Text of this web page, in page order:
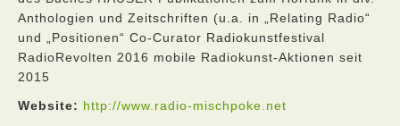
Anthologien und Zeitschriften (u.a. in „Relating Radio“
und „Positionen“ Co-Curator Radiokunstfestival
RadioRevolten 2016 mobile Radiokunst-Aktionen seit
2015
Website: http://www.radio-mischpoke.net